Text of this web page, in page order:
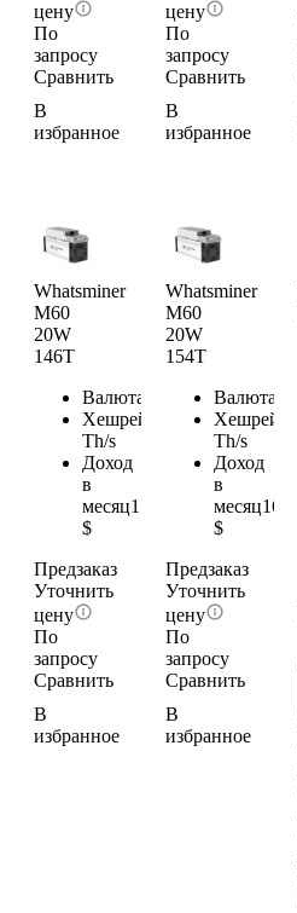
цену
По
запросу
Сравнить
В
избранное
цену
По
запросу
Сравнить
В
избранное
Whatsminer
M60
20W
146T
Валюта
Хешрейт
Th/s
Доход
в
месяц153.3
$
Предзаказ
Уточнить
цену
По
запросу
Сравнить
В
избранное
Whatsminer
M60
20W
154T
Валюта
Хешрейт
Th/s
Доход
в
месяц161.7
$
Предзаказ
Уточнить
цену
По
запросу
Сравнить
В
избранное